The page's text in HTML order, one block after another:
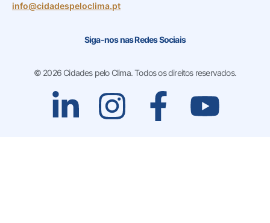
info@cidadespeloclima.pt
Siga-nos nas Redes Sociais
© 2026 Cidades pelo Clima. Todos os direitos reservados.